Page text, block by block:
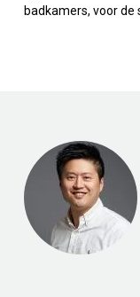
badkamers, voor de